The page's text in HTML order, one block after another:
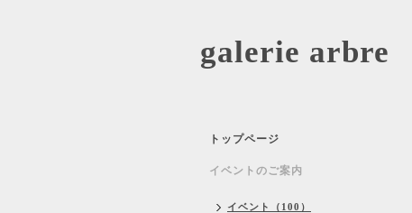
galerie
トップページ
イベントのご案内
イベント（100）